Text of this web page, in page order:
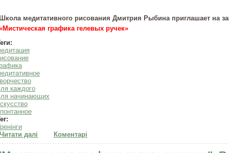
Школа медитативного рисования Дмитрия Рыбина приглашает на
графика гелевых ручек»
каждого
начинающих
Читати далі про Медитативное рисование. "Магия линий". 4 августа.
Коментарі